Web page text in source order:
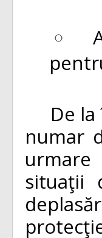
De la
numar
urmare
situaţii